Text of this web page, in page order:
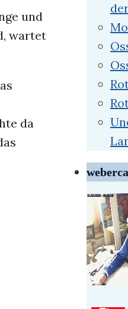
und
wartet
da